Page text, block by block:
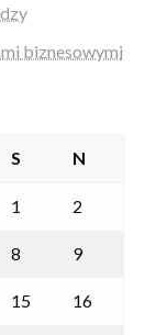
biznesowymi
S N
1 2
8 9
15 16